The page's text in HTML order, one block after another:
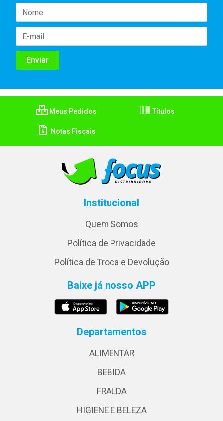
Meus Pedidos Títulos
Notas Fiscais
Institucional
Quem Somos
Política de Privacidade
Política de Troca e Devolução
Baixe já nosso APP
Departamentos
ALIMENTAR
BEBIDA
FRALDA
HIGIENE E BELEZA